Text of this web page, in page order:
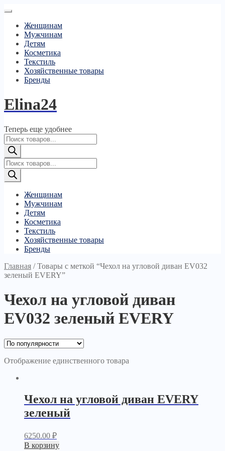
Женщинам
Мужчинам
Детям
Косметика
Текстиль
Хозяйственные товары
Бренды
Elina24
Теперь еще удобнее
Поиск
товаров
Поиск
товаров
Женщинам
Мужчинам
Детям
Косметика
Текстиль
Хозяйственные товары
Бренды
Главная /Товары с меткой “Чехол на угловой диван EV032
зеленый EVERY”
Чехол на угловой диван
EV032 зеленый EVERY
Отображение единственного товара
Чехол на угловой диван EVERY
зеленый
6250.00 ₽
В корзину